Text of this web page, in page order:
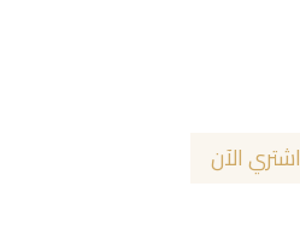
اشتري الآن